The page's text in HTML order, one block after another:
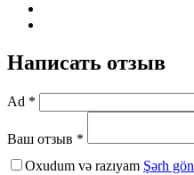
Написать отзыв
Ad *
Ваш отзыв *
Oxudum və razıyam Şərh